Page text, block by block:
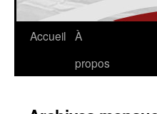
Accueil À
propos